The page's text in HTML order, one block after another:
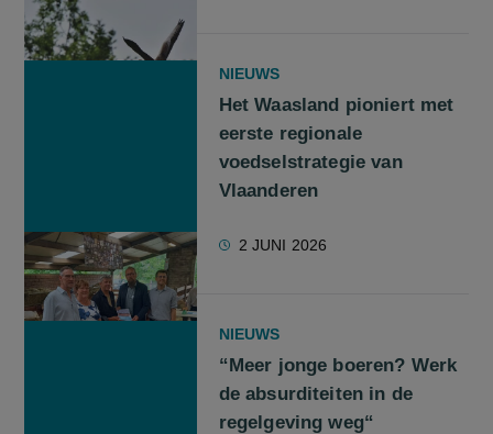
NIEUWS
Het Waasland pioniert met
eerste regionale
voedselstrategie van
Vlaanderen
2 JUNI 2026
NIEUWS
“Meer jonge boeren? Werk
de absurditeiten in de
regelgeving weg“